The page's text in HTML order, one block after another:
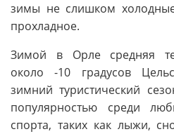
зимы не слишком
прохладное.
Зимой в Орле средняя
около -10 градусов
зимний туристический
популярностью среди
спорта, таких как лыжи,